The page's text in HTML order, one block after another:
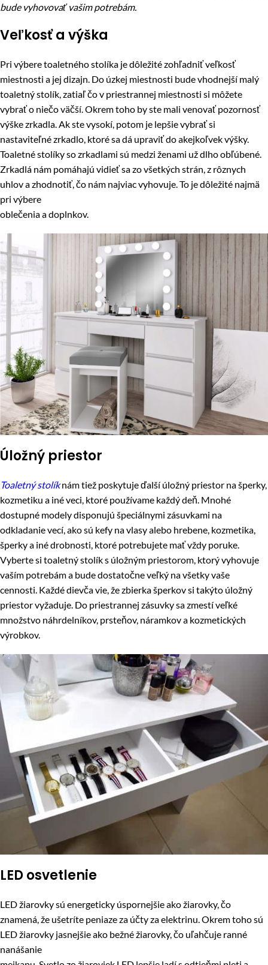
bude vyhovovať vašim potrebám.
Veľkosť a výška
Pri výbere toaletného stolíka je dôležité zohľadniť veľkosť
miestnosti a jej dizajn. Do úzkej miestnosti bude vhodnejší malý
toaletný stolík, zatiaľ čo v priestrannej miestnosti si môžete
vybrať o niečo väčší. Okrem toho by ste mali venovať pozornosť
výške zrkadla. Ak ste vysokí, potom je lepšie vybrať si
nastaviteľné zrkadlo, ktoré sa dá upraviť do akejkoľvek výšky.
Toaletné stolíky so zrkadlami sú medzi ženami už dlho obľúbené.
Zrkadlá nám pomáhajú vidieť sa zo všetkých strán, z rôznych
uhlov a zhodnotiť, čo nám najviac vyhovuje. To je dôležité najmä
pri výbere
oblečenia a doplnkov.
Úložný priestor
Toaletný stolík nám tiež poskytuje ďalší úložný priestor na šperky,
kozmetiku a iné veci, ktoré používame každý deň. Mnohé
dostupné modely disponujú špeciálnymi zásuvkami na
odkladanie vecí, ako sú kefy na vlasy alebo hrebene, kozmetika,
šperky a iné drobnosti, ktoré potrebujete mať vždy poruke.
Vyberte si toaletný stolík s úložným priestorom, ktorý vyhovuje
vaším potrebám a bude dostatočne veľký na všetky vaše
cennosti. Každé dievča vie, že zbierka šperkov si takýto úložný
priestor vyžaduje. Do priestrannej zásuvky sa zmestí veľké
množstvo náhrdelníkov, prsteňov, náramkov a kozmetických
výrobkov.
LED osvetlenie
LED žiarovky sú energeticky úspornejšie ako žiarovky, čo
znamená, že ušetríte peniaze za účty za elektrinu. Okrem toho sú
LED žiarovky jasnejšie ako bežné žiarovky, čo uľahčuje ranné
nanášanie